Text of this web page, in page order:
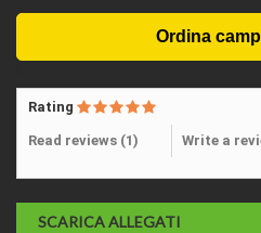
Rating
Read reviews (1) Write a
SCARICA ALLEGATI